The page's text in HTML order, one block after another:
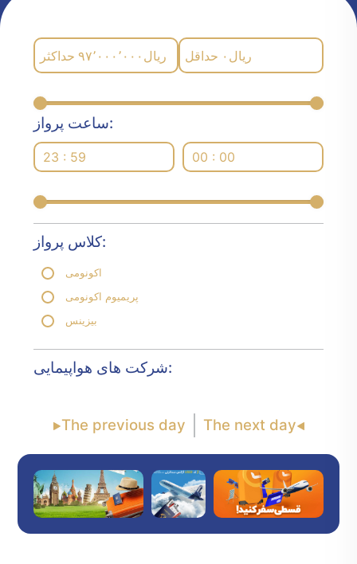
حداکثر ۹۷٬۰۰۰٬۰۰۰ ریال حداقل ۰ ریال
ساعت پرواز:
23 : 59 00 : 00
کلاس پرواز:
اکونومی
پریمیوم اکونومی
بیزینس
شرکت های هواپیمایی:
The previous day The next day